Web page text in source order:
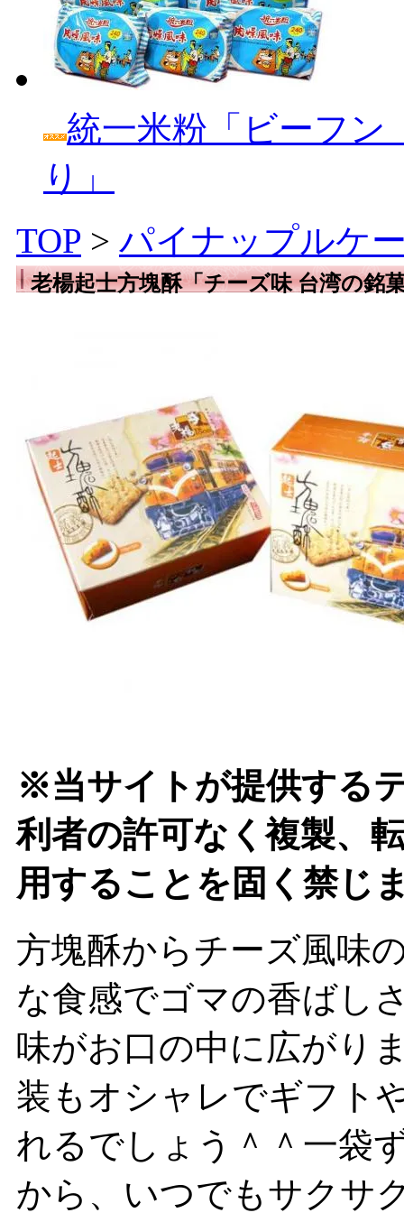
統一米粉「ビーフン
り」
TOP > パイナップルケ
老楊起士方塊酥「チーズ味 台湾の銘
※当サイトが提供する
利者の許可なく複製、
用することを固く禁じ
方塊酥からチーズ風味
な食感でゴマの香ばし
味がお口の中に広がり
装もオシャレでギフト
れるでしょう＾＾一袋
から、いつでもサクサ